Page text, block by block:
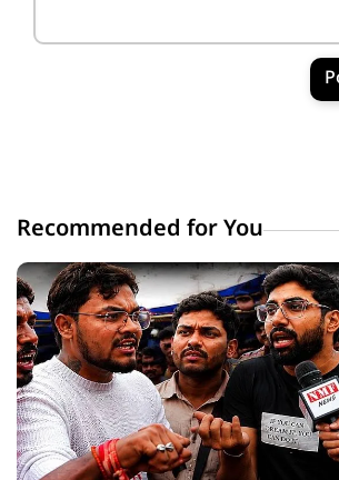
Recommended for You